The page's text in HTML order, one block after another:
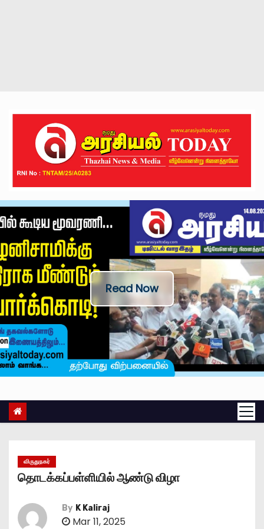
Read Now
விருதுநகர்
தொடக்கப்பள்ளியில் ஆண்டு விழா
By K Kaliraj
Mar 11, 2025